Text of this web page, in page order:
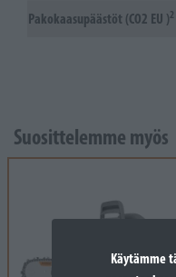
Käytämme
Pakokaasupäästöt (CO2 EU )2
Suosittelemme myös